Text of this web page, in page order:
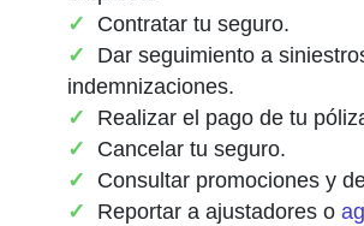
Contratar tu seguro.
Dar seguimiento a
indemnizaciones.
Realizar el pago de tu
Cancelar tu seguro.
Consultar promociones y
Reportar a ajustadores o